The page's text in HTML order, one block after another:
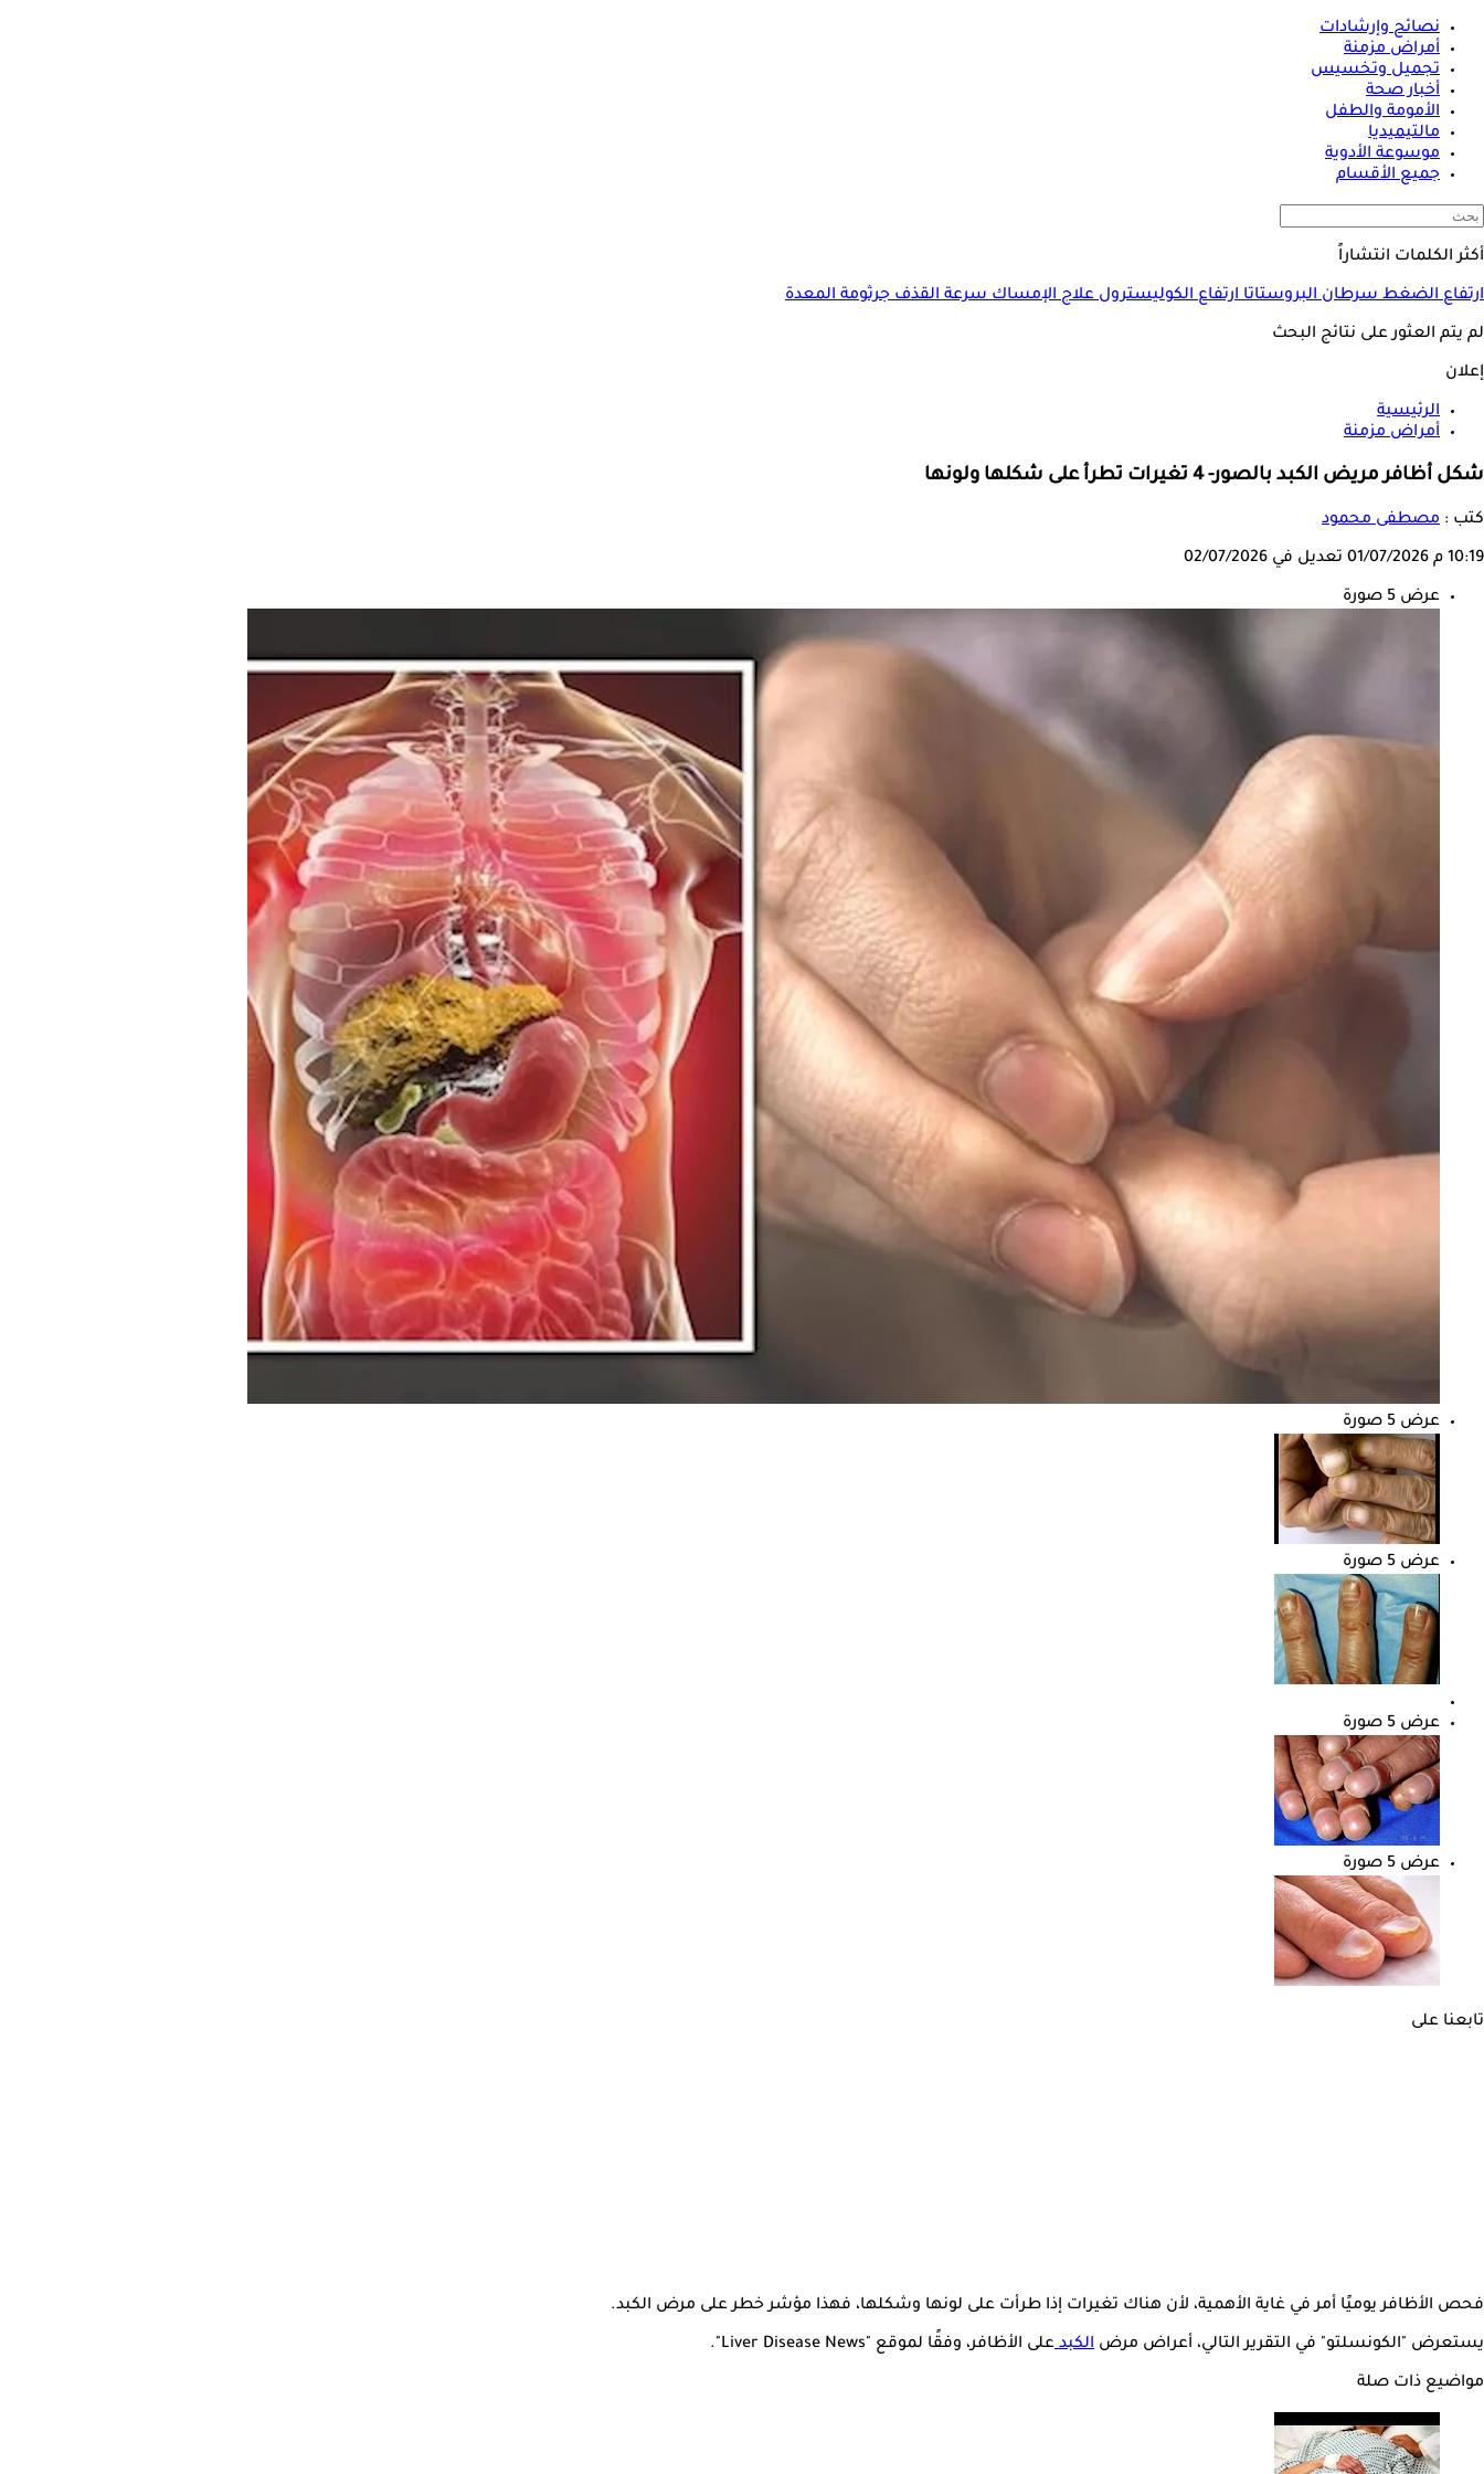
نصائح وإرشادات
أمراض مزمنة
تجميل وتخسيس
أخبار صحة
الأمومة والطفل
مالتيميديا
موسوعة الأدوية
جميع الأقسام
أكثر الكلمات انتشاراً
ارتفاع الضغطسرطان البروستاتاارتفاع الكوليسترولعلاج الإمساكسرعة القذفجرثومة المعدة
لم يتم العثور على نتائج البحث
إعلان
الرئيسية
أمراض مزمنة
شكل أظافر مريض الكبد بالصور- 4 تغيرات تطرأ على شكلها ولونها
كتب : مصطفى محمود
10:19 م 01/07/2026 تعديل في 02/07/2026
عرض 5 صورة
عرض 5 صورة
عرض 5 صورة
عرض 5 صورة
عرض 5 صورة
تابعنا على
فحص الأظافر يوميًا أمر في غاية الأهمية، لأن هناك تغيرات إذا طرأت على لونها وشكلها، فهذا مؤشر خطر على مرض الكبد.
يستعرض "الكونسلتو" في التقرير التالي، أعراض مرض الكبدعلى الأظافر، وفقًا لموقع "Liver Disease News".
مواضيع ذات صلة